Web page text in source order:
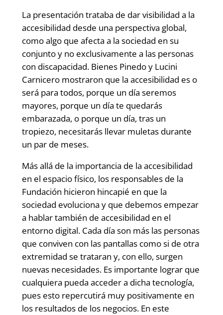
La presentación trataba de dar visibilidad a la
accesibilidad desde una perspectiva global,
como algo que afecta a la sociedad en su
conjunto y no exclusivamente a las personas
con discapacidad. Bienes Pinedo y Lucini
Carnicero mostraron que la accesibilidad es o
será para todos, porque un día seremos
mayores, porque un día te quedarás
embarazada, o porque un día, tras un
tropiezo, necesitarás llevar muletas durante
un par de meses.
Más allá de la importancia de la accesibilidad
en el espacio físico, los responsables de la
Fundación hicieron hincapié en que la
sociedad evoluciona y que debemos empezar
a hablar también de accesibilidad en el
entorno digital. Cada día son más las personas
que conviven con las pantallas como si de otra
extremidad se trataran y, con ello, surgen
nuevas necesidades. Es importante lograr que
cualquiera pueda acceder a dicha tecnología,
pues esto repercutirá muy positivamente en
los resultados de los negocios. En este